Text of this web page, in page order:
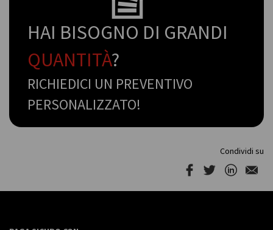
HAI BISOGNO DI GRANDI
QUANTITÀ?
RICHIEDICI UN PREVENTIVO
PERSONALIZZATO!
Condividi su